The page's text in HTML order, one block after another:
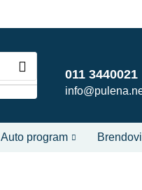
011 3440021
Auto program Brendovi